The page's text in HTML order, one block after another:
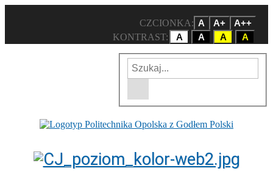
CZCIONKA: A A+
A++
KONTRAST:
A A A A
Wyszukiwarka w witrynie
Wpisz szukaną frazę